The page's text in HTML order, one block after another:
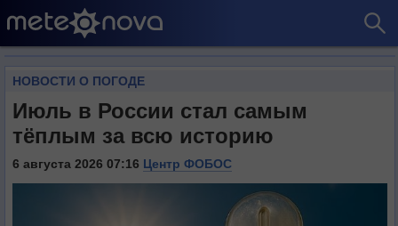
НОВОСТИ О ПОГОДЕ
Июль в России стал самым
тёплым за всю историю
6 августа 2026 07:16 Центр ФОБОС